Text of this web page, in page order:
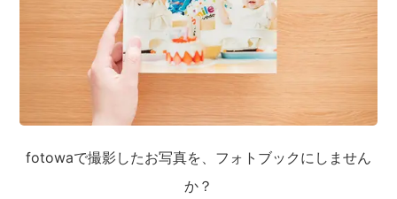
fotowaで撮影したお写真を、フォトブックにしません
か？